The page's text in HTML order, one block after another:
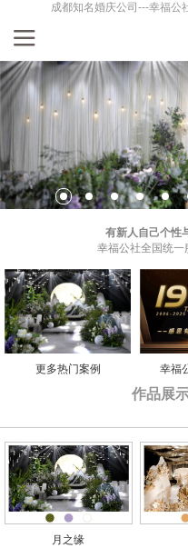
成都知名婚庆公司---幸福公
有新人自己个性
幸福公社全国统
更多热门案例 幸福
作品展
月之缘